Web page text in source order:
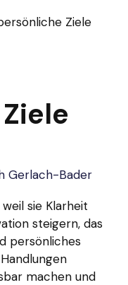
Ziele
Gerlach-Bader
sie Klarheit
steigern, das
persönliches
machen und